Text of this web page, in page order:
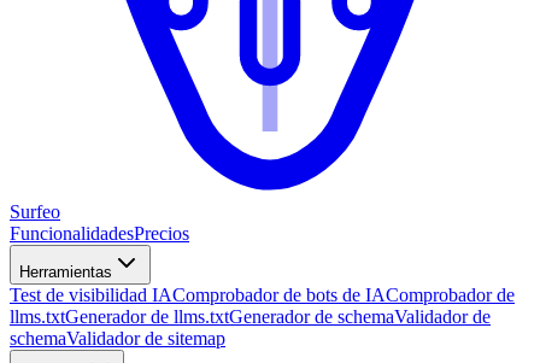
Surfeo
FuncionalidadesPrecios
Herramientas
Test de visibilidad IAComprobador de bots de IAComprobador de
llms.txtGenerador de llms.txtGenerador de schemaValidador de
schemaValidador de sitemap